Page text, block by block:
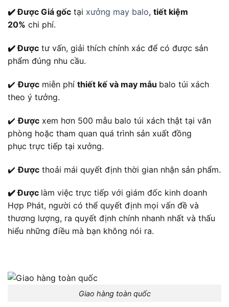
✔️ Được Giá gốc tại xưởng may balo, tiết kiệm
20% chi phí.
✔️ Được tư vấn, giải thích chính xác để có được sản
phẩm đúng nhu cầu.
✔️Được miễn phí thiết kế và may mẫu balo túi xách
theo ý tưởng.
✔️Được xem hơn 500 mẫu balo túi xách thật tại văn
phòng hoặc tham quan quá trình sản xuất đồng
phục trực tiếp tại xưởng.
✔️Được thoải mái quyết định thời gian nhận sản phẩm.
✔️ Được làm việc trực tiếp với giám đốc kinh doanh
Hợp Phát, người có thể quyết định mọi vấn đề và
thương lượng, ra quyết định chính nhanh nhất và thấu
hiểu những điều mà bạn không nói ra.
Giao hàng toàn quốc